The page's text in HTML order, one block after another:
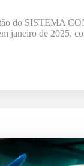
do SISTEMA
janeiro de 2025,